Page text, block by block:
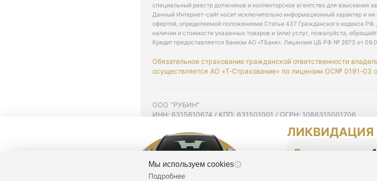
специальный реестр должников и коллекторское агентство для взыскания
Данный Интернет-сайт носит исключительно информационный характер и ни
офертой, определяемой положениями Статьи 437 Гражданского кодекса
наличии и стоимости указанных товаров и (или) услуг, пожалуйста,
Кредит предоставляется банком АО «ТБанк». Лицензия ЦБ РФ № 2673 от
Обязательное страхование гражданской ответственности
осуществляется АО «Т-Страхование» по лицензии ОС№ 0191-03
ООО "РУБИН"
ИНН: 6315610674 / КПП: 631501001 / ОГРН: 1086315001706
Согласие на рекламную рассылку
Политика конфиденциальности
Мы используем cookies
Подробнее
ЛИКВИДАЦИЯ
До конца акции